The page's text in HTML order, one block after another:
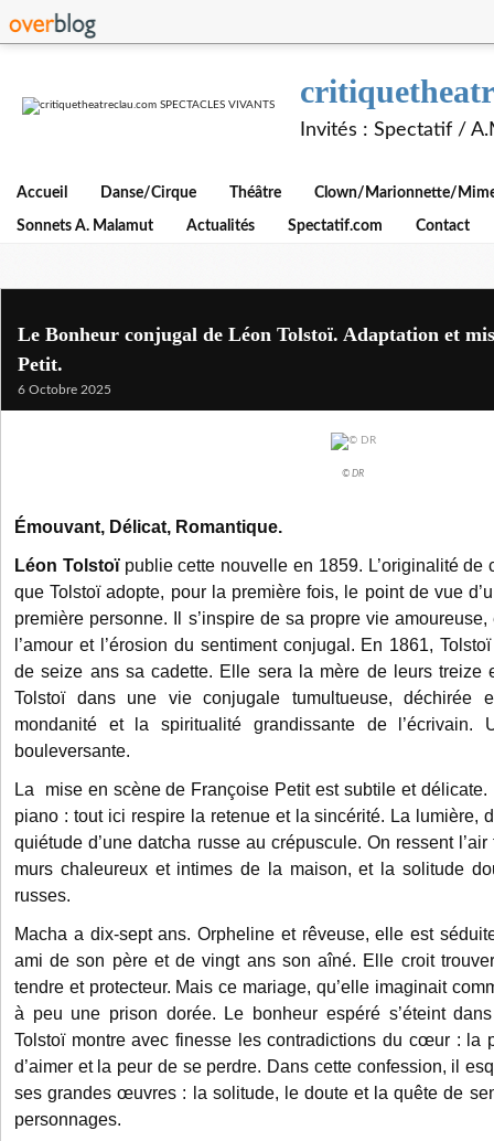
Invités : Spectatif /
Accueil Danse/Cirque Théâtre Clown/Marionnette/
Sonnets A. Malamut Actualités Spectatif.com Contact
Le Bonheur conjugal de Léon Tolstoï. Adaptation et
Petit.
6 Octobre 2025
© DR
Émouvant, Délicat, Romantique.
Léon Tolstoïpublie cette nouvelle en 1859. L’originalité de
que Tolstoï adopte, pour la première fois, le point de vue
première personne. Il s’inspire de sa propre vie
l’amour et l’érosion du sentiment conjugal. En 1861,
de seize ans sa cadette. Elle sera la mère de leurs treize
Tolstoï dans une vie conjugale tumultueuse, déchirée
mondanité et la spiritualité grandissante de l’écrivain.
bouleversante.
La mise en scène de Françoise Petit est subtile et
piano : tout ici respire la retenue et la sincérité. La lumière,
quiétude d’une datcha russe au crépuscule. On ressent
murs chaleureux et intimes de la maison, et la solitude
russes.
Macha a dix-sept ans. Orpheline et rêveuse, elle est
ami de son père et de vingt ans son aîné. Elle croit
tendre et protecteur. Mais ce mariage, qu’elle imaginait
à peu une prison dorée. Le bonheur espéré s’éteint
Tolstoï montre avec finesse les contradictions du cœur : la
d’aimer et la peur de se perdre. Dans cette confession, il
ses grandes œuvres : la solitude, le doute et la quête de
personnages.